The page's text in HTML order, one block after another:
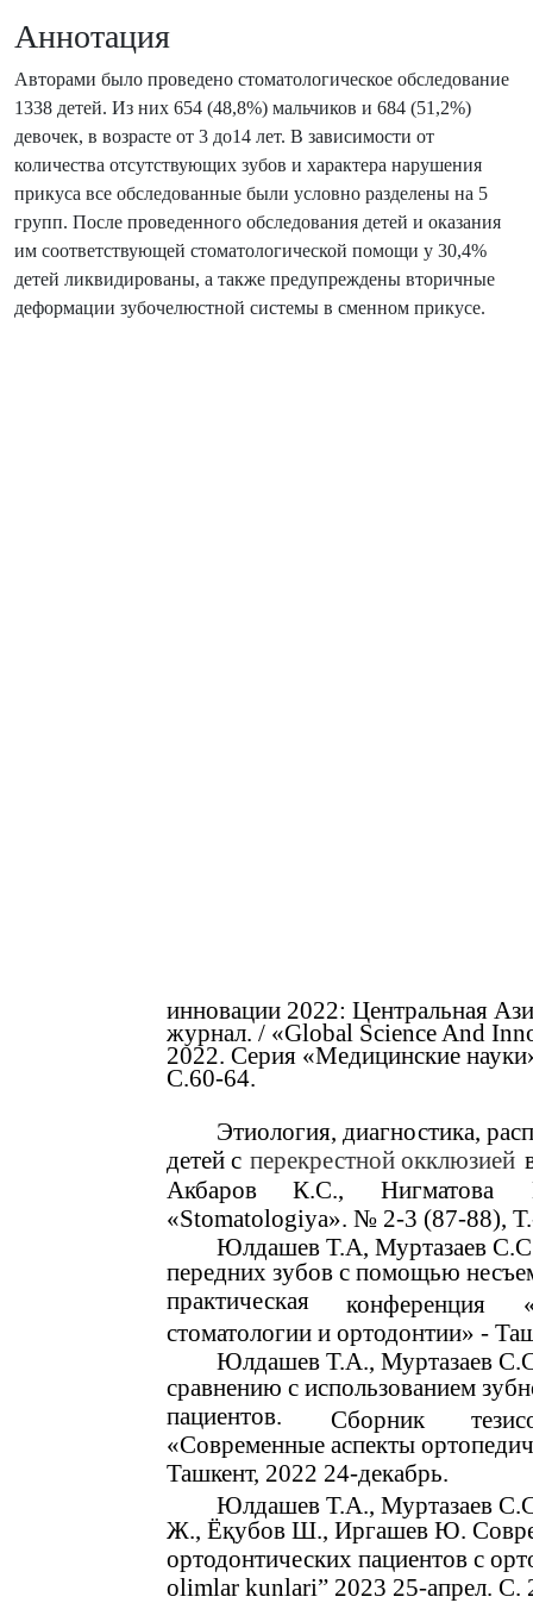
Аннотация
Авторами было проведено стоматологическое обследование
1338 детей. Из них 654 (48,8%) мальчиков и 684 (51,2%)
девочек, в возрасте от 3 до14 лет. В зависимости от
количества отсутствующих зубов и характера нарушения
прикуса все обследованные были условно разделены на 5
групп. После проведенного обследования детей и оказания
им соответствующей стоматологической помощи у 30,4%
детей ликвидированы, а также предупреждены вторичные
деформации зубочелюстной системы в сменном прикусе.
инновации 2022: Центральная
журнал. / «Global Science And
2022. Серия «Медицинские
С.60-64.
Этиология, диагностика,
детей с перекрестной окклюзией
Акбаров
К.С., Нигматова
«Stomatologiya». № 2-3 (87-88),
Юлдашев Т.А, Муртазаев
передних зубов с помощью
практическая
конференция
стоматологии и ортодонтии» -
Юлдашев Т.А., Муртазаев
сравнению с использованием
пациентов.
Сборник
«Современные аспекты
Ташкент, 2022 24-декабрь.
Юлдашев Т.А., Муртазаев
Ж., Ёқубов Ш., Иргашев Ю.
ортодонтических пациентов с
olimlаr kunlаri” 2023 25-апрел. С.